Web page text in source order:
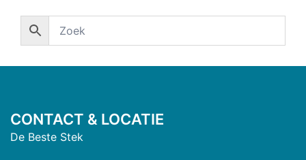
CONTACT & LOCATIE
De Beste Stek